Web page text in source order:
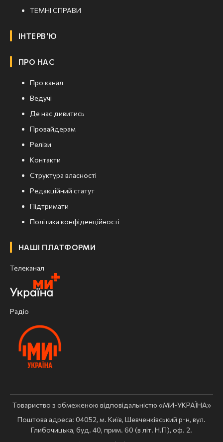
ТЕМНІ СПРАВИ
ІНТЕРВ'Ю
ПРО НАС
Про канал
Ведучі
Де нас дивитись
Провайдерам
Релізи
Контакти
Структура власності
Редакційний статут
Підтримати
Політика конфіденційності
НАШІ ПЛАТФОРМИ
Телеканал
Радіо
Товариство з обмеженою відповідальністю «МИ-УКРАЇНА»
Поштова адреса: 04052, м. Київ, Шевченківський р-н, вул.
Глибочицька, буд. 40, прим. 60 (в літ. Н.П), оф. 2.